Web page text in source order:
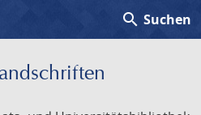
search Suchen